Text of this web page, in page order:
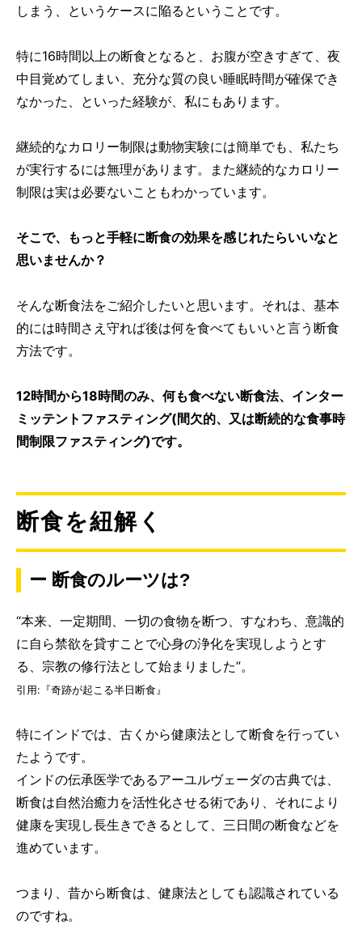
しまう、というケースに陥るということです。
特に16時間以上の断食となると、お腹が空きすぎて、夜
中目覚めてしまい、充分な質の良い睡眠時間が確保でき
なかった、といった経験が、私にもあります。
継続的なカロリー制限は動物実験には簡単でも、私たち
が実行するには無理があります。また継続的なカロリー
制限は実は必要ないこともわかっています。
そこで、もっと手軽に断食の効果を感じれたらいいなと
思いませんか？
そんな断食法をご紹介したいと思います。それは、基本
的には時間さえ守れば後は何を食べてもいいと言う断食
方法です。
12時間から18時間のみ、何も食べない断食法、インター
ミッテントファスティング(間欠的、又は断続的な食事時
間制限ファスティング)です。
断食を紐解く
ー 断食のルーツは?
“本来、一定期間、一切の食物を断つ、すなわち、意識的
に自ら禁欲を貸すことで心身の浄化を実現しようとす
る、宗教の修行法として始まりました”。
引用:『奇跡が起こる半日断食』
特にインドでは、古くから健康法として断食を行ってい
たようです。
インドの伝承医学であるアーユルヴェーダの古典では、
断食は自然治癒力を活性化させる術であり、それにより
健康を実現し長生きできるとして、三日間の断食などを
進めています。
つまり、昔から断食は、健康法としても認識されている
のですね。